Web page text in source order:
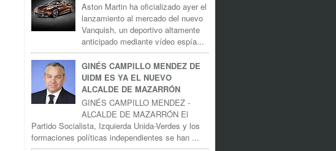
Aston Martin ha oficializado ayer el
lanzamiento al mercado del nuevo
Vanquish, un deportivo altamente
anticipado mediante vídeo espía...
GINÉS CAMPILLO MENDEZ DE
UIDM ES YA EL NUEVO
ALCALDE DE MAZARRÓN
GINÉS CAMPILLO MENDEZ -
ALCALDE DE MAZARRÓN El
Partido Socialista, Izquierda Unida-Verdes y los
formaciones políticas independientes se han ...